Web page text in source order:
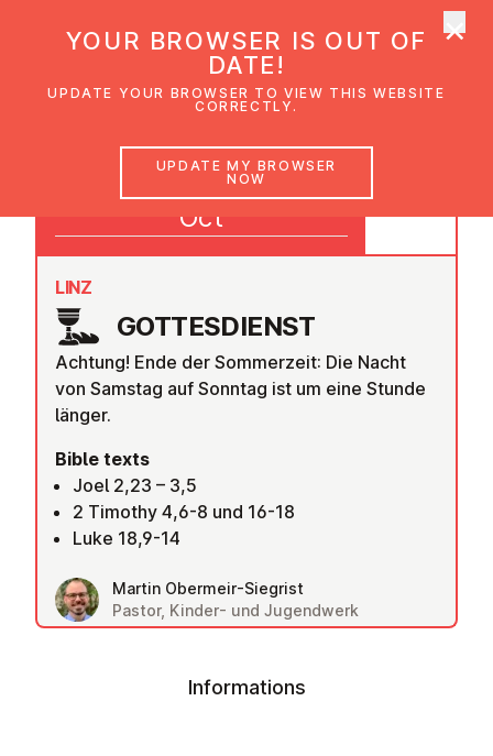
GOTTES­DI­ENST
LINZ
Achtung! Ende der Sommerzeit: Die Nacht
von Samstag auf Sonntag ist um eine Stunde
länger.
Bible texts
Joel 2,23 – 3,5
2 Timothy 4,6-8 und 16-18
Luke 18,9-14
Martin Obermeir-Siegrist
Pastor, Kinder- und Jugendwerk
26
Oct
Informations
YOUR BROWSER IS OUT OF
DATE!
UPDATE YOUR BROWSER TO VIEW THIS WEBSITE
CORRECTLY.
UPDATE MY BROWSER
NOW
×